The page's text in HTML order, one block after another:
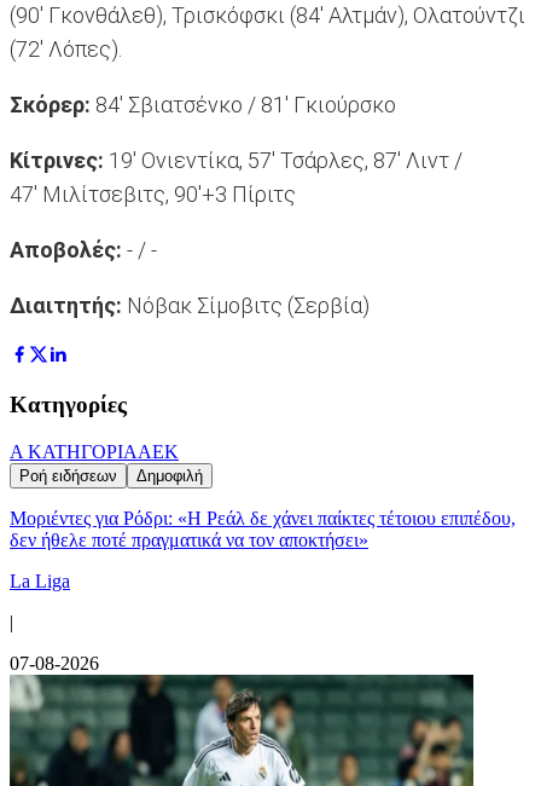
(90' Γκονθάλεθ), Τρισκόφσκι (84' Αλτμάν), Ολατούντζι
(72' Λόπες).
Σκόρερ: 84' Σβιατσένκο / 81' Γκιούρσκο
Κίτρινες: 19' Ονιεντίκα, 57' Τσάρλες, 87' Λιντ /
47' Μιλίτσεβιτς, 90'+3 Πίριτς
Αποβολές: - / -
Διαιτητής: Νόβακ Σίμοβιτς (Σερβία)
Κατηγορίες
Α ΚΑΤΗΓΟΡΙΑΑΕΚ
Ροή ειδήσεων Δημοφιλή
Μοριέντες για Ρόδρι: «Η Ρεάλ δε χάνει παίκτες τέτοιου επιπέδου,
δεν ήθελε ποτέ πραγματικά να τον αποκτήσει»
La Liga
|
07-08-2026